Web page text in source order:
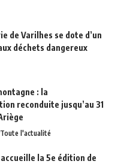
de Varilhes se dote d’un
déchets dangereux
: la
reconduite jusqu’au 31
Toute l'actualité
la 5e édition de